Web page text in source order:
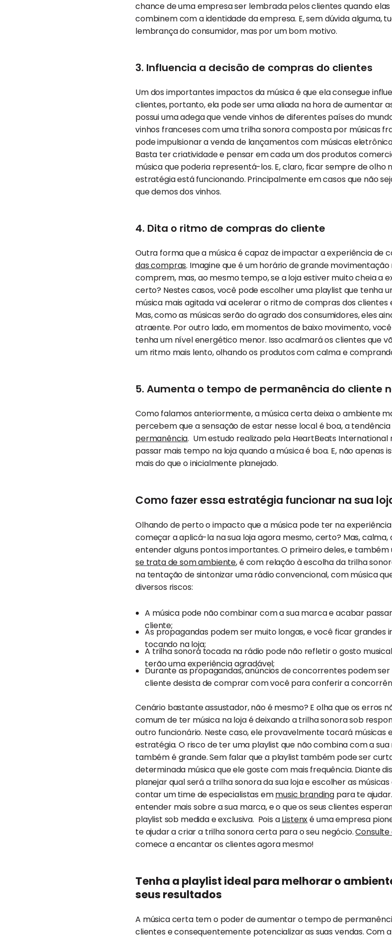
chance de uma empresa ser lembrada pelos clientes quando
combinem com a identidade da empresa. E, sem dúvida alguma,
lembrança do consumidor, mas por um bom motivo.
3. Influencia a decisão de compras do clientes
Um dos importantes impactos da música é que ela consegue
clientes, portanto, ela pode ser uma aliada na hora de aumentar
possui uma adega que vende vinhos de diferentes países do
vinhos franceses com uma trilha sonora composta por músicas
pode impulsionar a venda de lançamentos com músicas
Basta ter criatividade e pensar em cada um dos produtos
música que poderia representá-los. E, claro, ficar sempre de olho
estratégia está funcionando. Principalmente em casos que não
que demos dos vinhos.
4. Dita o ritmo de compras do cliente
Outra forma que a música é capaz de impactar a experiência de
das compras. Imagine que é um horário de grande movimentação
comprem, mas, ao mesmo tempo, se a loja estiver muito cheia a
certo? Nestes casos, você pode escolher uma playlist que tenha
música mais agitada vai acelerar o ritmo de compras dos clientes
Mas, como as músicas serão do agrado dos consumidores, eles
atraente. Por outro lado, em momentos de baixo movimento,
tenha um nível energético menor. Isso acalmará os clientes que
um ritmo mais lento, olhando os produtos com calma e
5. Aumenta o tempo de permanência do cliente
Como falamos anteriormente, a música certa deixa o ambiente
percebem que a sensação de estar nesse local é boa, a
permanência. Um estudo realizado pela HeartBeats International
passar mais tempo na loja quando a música é boa. E, não apenas
mais do que o inicialmente planejado.
Como fazer essa estratégia funcionar na sua
Olhando de perto o impacto que a música pode ter na
começar a aplicá-la na sua loja agora mesmo, certo? Mas, calma,
entender alguns pontos importantes. O primeiro deles, e também
se trata de som ambiente, é com relação à escolha da trilha
na tentação de sintonizar uma rádio convencional, com música
diversos riscos:
A música pode não combinar com a sua marca e acabar
cliente;
As propagandas podem ser muito longas, e você ficar grandes
tocando na loja;
A trilha sonora tocada na rádio pode não refletir o gosto
terão uma experiência agradável;
Durante as propagandas, anúncios de concorrentes podem
cliente desista de comprar com você para conferir a
Cenário bastante assustador, não é mesmo? E olha que os erros
comum de ter música na loja é deixando a trilha sonora sob
outro funcionário. Neste caso, ele provavelmente tocará músicas
estratégia. O risco de ter uma playlist que não combina com a
também é grande. Sem falar que a playlist também pode ser
determinada música que ele goste com mais frequência. Diante
planejar qual será a trilha sonora da sua loja e escolher as
contar um time de especialistas emmusic branding para te
entender mais sobre a sua marca, e o que os seus clientes
playlist sob medida e exclusiva. Pois aListenxé uma empresa
te ajudar a criar a trilha sonora certa para o seu negócio.Consulte
comece a encantar os clientes agora mesmo!
Tenha a playlist ideal para melhorar o
seus resultados
A música certa tem o poder de aumentar o tempo de
clientes e consequentemente potencializar as suas vendas. Com